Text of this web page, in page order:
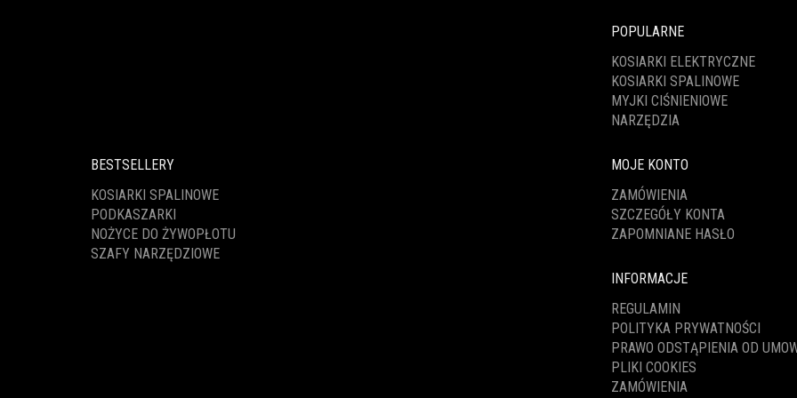
POPULARNE
KOSIARKI ELEKTRYCZNE
KOSIARKI SPALINOWE
MYJKI CIŚNIENIOWE
NARZĘDZIA
BESTSELLERY
KOSIARKI SPALINOWE
PODKASZARKI
NOŻYCE DO ŻYWOPŁOTU
SZAFY NARZĘDZIOWE
MOJE KONTO
ZAMÓWIENIA
SZCZEGÓŁY KONTA
ZAPOMNIANE HASŁO
INFORMACJE
REGULAMIN
POLITYKA PRYWATNOŚCI
PRAWO ODSTĄPIENIA OD
PLIKI COOKIES
ZAMÓWIENIA